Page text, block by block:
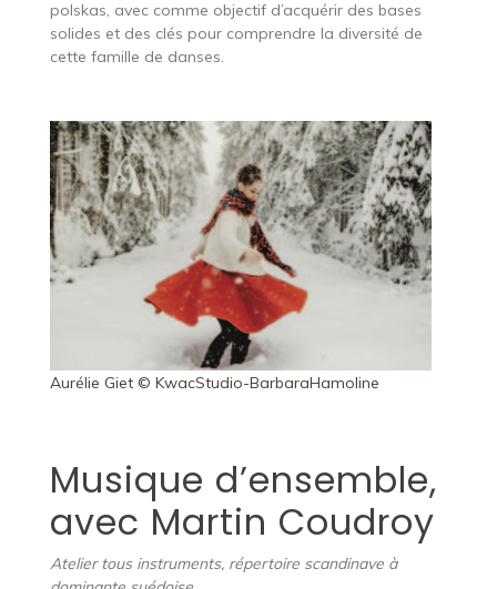
polskas, avec comme objectif d’acquérir des bases
solides et des clés pour comprendre la diversité de
cette famille de danses.
Aurélie Giet © KwacStudio-BarbaraHamoline
Musique d’ensemble,
avec Martin Coudroy
Atelier tous instruments, répertoire scandinave à